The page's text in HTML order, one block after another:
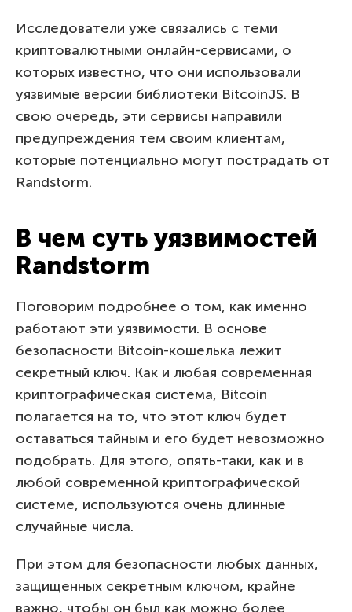
Исследователи уже связались с теми
криптовалютными онлайн-сервисами, о
которых известно, что они использовали
уязвимые версии библиотеки BitcoinJS. В
свою очередь, эти сервисы направили
предупреждения тем своим клиентам,
которые потенциально могут пострадать от
Randstorm.
В чем суть уязвимостей
Randstorm
Поговорим подробнее о том, как именно
работают эти уязвимости. В основе
безопасности Bitcoin-кошелька лежит
секретный ключ. Как и любая современная
криптографическая система, Bitcoin
полагается на то, что этот ключ будет
оставаться тайным и его будет невозможно
подобрать. Для этого, опять-таки, как и в
любой современной криптографической
системе, используются очень длинные
случайные числа.
При этом для безопасности любых данных,
защищенных секретным ключом, крайне
важно, чтобы он был как можно более